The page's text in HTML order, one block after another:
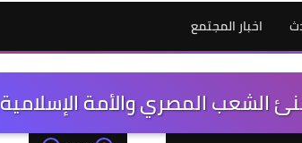
اخبار المجتمع
الشعب المصري والأمة الإسلامية